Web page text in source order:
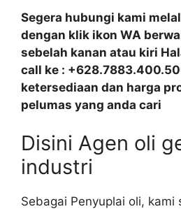
Segera hubungi kami
dengan klik ikon WA
sebelah kanan atau kiri
call ke :
ketersediaan dan harga
pelumas yang anda cari
Disini Agen oli
industri
Sebagai Penyuplai oli, kami